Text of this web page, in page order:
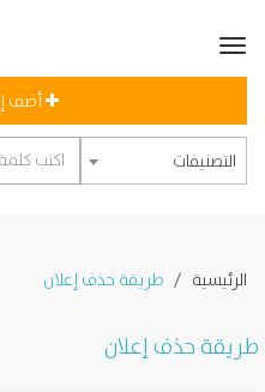
أضف
التصنيفات
الرئيسية طريقة حذف إعلان
طريقة حذف إعلان